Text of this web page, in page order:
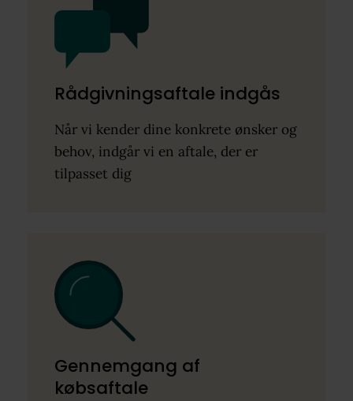
Rådgivningsaftale indgås
Når vi kender dine konkrete ønsker og
behov, indgår vi en aftale, der er
tilpasset dig
Gennemgang af
købsaftale